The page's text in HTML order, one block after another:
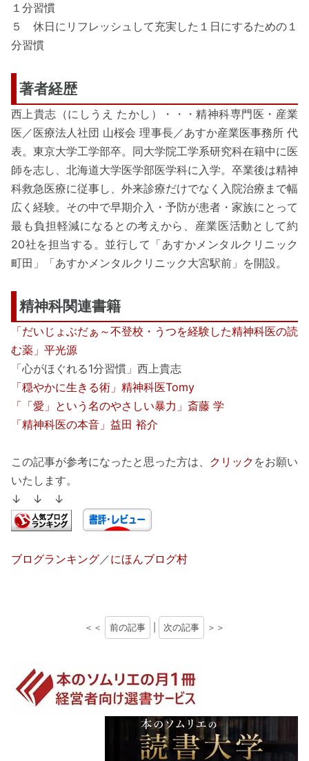
１分習慣
５ 休日にリフレッシュして充実した１日にするための１
分習慣
著者経歴
西上貴志（にしうえ たかし）・・・精神科専門医・産業
医／医療法人社団 山桜会 理事長／あすか産業医事務所 代
表。東京大学工学部卒。同大学院工学系研究科在籍中に医
師を志し、北海道大学医学部医学科に入学。卒業後は精神
科救急医療に従事し、外来診療だけでなく入院治療まで幅
広く経験。その中で早期介入・予防が患者・家族にとって
最も負担軽減になるとの考えから、産業医活動として約
20社を担当する。並行して「あすかメンタルクリニック
町田」「あすかメンタルクリニック大宮駅前」を開設。
精神科関連書籍
「だいじょぶだぁ～不登校・うつを経験した精神科医の読
む薬」平光源
「心がほぐれる1分習慣」西上貴志
「穏やかに生きる術」精神科医Tomy
「「愛」という名のやさしい暴力」斎藤 学
「精神科医の本音」益田 裕介
この記事が参考になったと思った方は、 クリック をお願い
いたします。
↓ ↓ ↓
ブログランキング／にほんブログ村
＜＜ 前の記事 次の記事 ＞＞